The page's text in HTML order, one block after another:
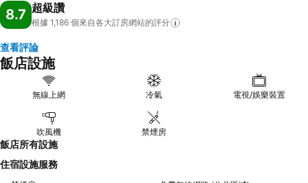
8.7 超級讚
根據 1,186 個來自各大訂房網站的評分
查看評論
飯店設施
無線上網 冷氣 電視/娛樂裝置
吹風機 禁煙房
飯店所有設施
住宿設施服務